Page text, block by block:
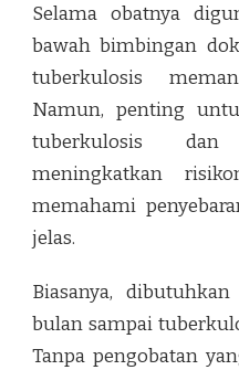
Selama obatnya
bawah bimbingan
tuberkulosis
Namun, penting
tuberkulosis
meningkatkan
memahami
jelas.
Biasanya,
bulan sampai
Tanpa pengobatan